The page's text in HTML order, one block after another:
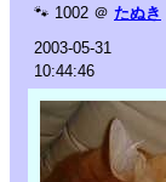
🐾 1002 ＠ たぬき
2003-05-31
10:44:46